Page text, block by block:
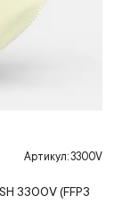
Артикул: 3300V
3300V (FFP3